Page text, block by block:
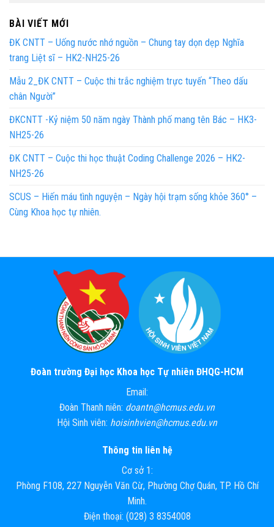
BÀI VIẾT MỚI
ĐK CNTT – Uống nước nhớ nguồn – Chung tay dọn dẹp Nghĩa
trang Liệt sĩ – HK2-NH25-26
Mẫu 2_ĐK CNTT – Cuộc thi trắc nghiệm trực tuyến “Theo dấu
chân Người”
ĐKCNTT -Kỷ niệm 50 năm ngày Thành phố mang tên Bác – HK3-
NH25-26
ĐK CNTT – Cuộc thi học thuật Coding Challenge 2026 – HK2-
NH25-26
SCUS – Hiến máu tình nguyện – Ngày hội trạm sống khỏe 360° –
Cùng Khoa học tự nhiên.
Đoàn trường Đại học Khoa học Tự nhiên ĐHQG-HCM
Email:
Đoàn Thanh niên: doantn@hcmus.edu.vn
Hội Sinh viên: hoisinhvien@hcmus.edu.vn
Thông tin liên hệ
Cơ sở 1:
Phòng F108, 227 Nguyễn Văn Cừ, Phường Chợ Quán, TP. Hồ Chí
Minh.
Điện thoại: (028) 3 8354008